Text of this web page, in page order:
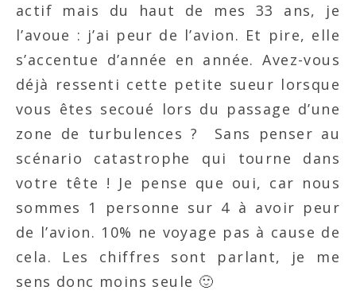
actif mais du haut de mes 33 ans, je
l’avoue : j’ai peur de l’avion. Et pire, elle
s’accentue d’année en année. Avez-vous
déjà ressenti cette petite sueur lorsque
vous êtes secoué lors du passage d’une
zone de turbulences ? Sans penser au
scénario catastrophe qui tourne dans
votre tête ! Je pense que oui, car nous
sommes 1 personne sur 4 à avoir peur
de l’avion. 10% ne voyage pas à cause de
cela. Les chiffres sont parlant, je me
sens donc moins seule 🙂